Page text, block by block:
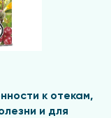
к отекам,
и для